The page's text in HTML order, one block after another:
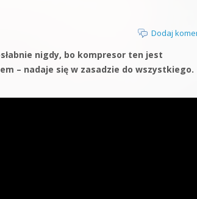
Dodaj
nigdy, bo kompresor ten jest
– nadaje się w zasadzie do wszystkiego.